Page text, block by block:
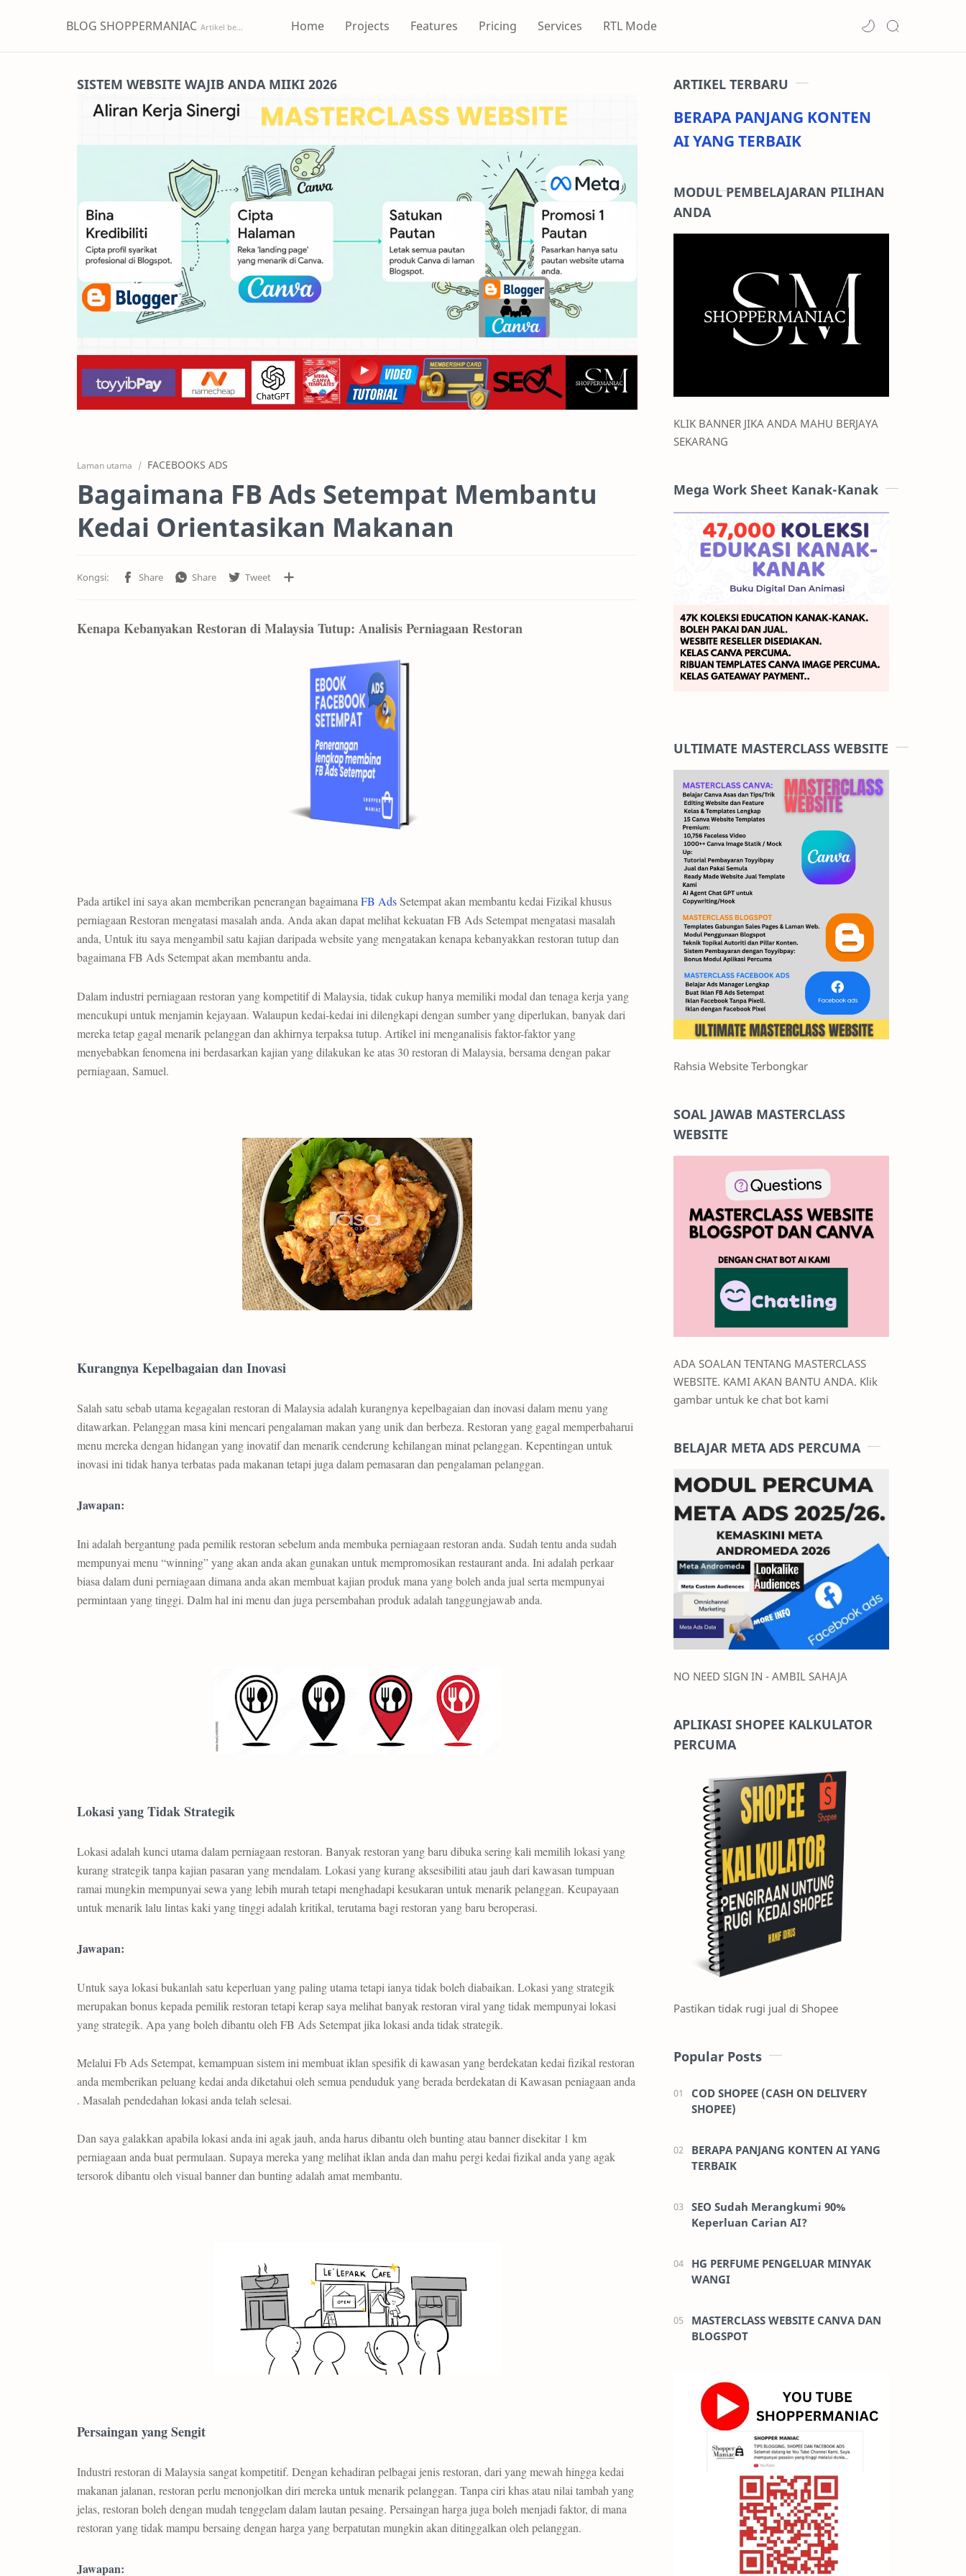
BLOG SHOPPERMANIAC Home Projects Features Pricing Services RTL Mode
SISTEM WEBSITE WAJIB ANDA MIIKI 2026
Laman utama FACEBOOKS ADS
Bagaimana FB Ads Setempat Membantu
Kedai Orientasikan Makanan
Kenapa Kebanyakan Restoran di Malaysia Tutup: Analisis Perniagaan Restoran
Pada artikel ini saya akan memberikan penerangan bagaimanaFB AdsSetempat akan membantu kedai Fizikal khusus
perniagaan Restoran mengatasi masalah anda. Anda akan dapat melihat kekuatan FB Ads Setempat mengatasi masalah
anda, Untuk itu saya mengambil satu kajian daripada website yang mengatakan kenapa kebanyakkan restoran tutup dan
bagaimana FB Ads Setempat akan membantu anda.
Dalam industri perniagaan restoran yang kompetitif di Malaysia, tidak cukup hanya memiliki modal dan tenaga kerja yang
mencukupi untuk menjamin kejayaan. Walaupun kedai-kedai ini dilengkapi dengan sumber yang diperlukan, banyak dari
mereka tetap gagal menarik pelanggan dan akhirnya terpaksa tutup. Artikel ini menganalisis faktor-faktor yang
menyebabkan fenomena ini berdasarkan kajian yang dilakukan ke atas 30 restoran di Malaysia, bersama dengan pakar
perniagaan, Samuel.
Kurangnya Kepelbagaian dan Inovasi
Salah satu sebab utama kegagalan restoran di Malaysia adalah kurangnya kepelbagaian dan inovasi dalam menu yang
ditawarkan. Pelanggan masa kini mencari pengalaman makan yang unik dan berbeza. Restoran yang gagal memperbaharui
menu mereka dengan hidangan yang inovatif dan menarik cenderung kehilangan minat pelanggan. Kepentingan untuk
inovasi ini tidak hanya terbatas pada makanan tetapi juga dalam pemasaran dan pengalaman pelanggan.
Jawapan:
Ini adalah bergantung pada pemilik restoran sebelum anda membuka perniagaan restoran anda. Sudah tentu anda sudah
mempunyai menu “winning” yang akan anda akan gunakan untuk mempromosikan restaurant anda. Ini adalah perkaar
biasa dalam duni perniagaan dimana anda akan membuat kajian produk mana yang boleh anda jual serta mempunyai
permintaan yang tinggi. Dalm hal ini menu dan juga persembahan produk adalah tanggungjawab anda.
Lokasi yang Tidak Strategik
Lokasi adalah kunci utama dalam perniagaan restoran. Banyak restoran yang baru dibuka sering kali memilih lokasi yang
kurang strategik tanpa kajian pasaran yang mendalam. Lokasi yang kurang aksesibiliti atau jauh dari kawasan tumpuan
ramai mungkin mempunyai sewa yang lebih murah tetapi menghadapi kesukaran untuk menarik pelanggan. Keupayaan
untuk menarik lalu lintas kaki yang tinggi adalah kritikal, terutama bagi restoran yang baru beroperasi.
Jawapan:
Untuk saya lokasi bukanlah satu keperluan yang paling utama tetapi ianya tidak boleh diabaikan. Lokasi yang strategik
merupakan bonus kepada pemilik restoran tetapi kerap saya melihat banyak restoran viral yang tidak mempunyai lokasi
yang strategik. Apa yang boleh dibantu oleh FB Ads Setempat jika lokasi anda tidak strategik.
Melalui Fb Ads Setempat, kemampuan sistem ini membuat iklan spesifik di kawasan yang berdekatan kedai fizikal restoran
anda memberikan peluang kedai anda diketahui oleh semua penduduk yang berada berdekatan di Kawasan peniagaan anda
. Masalah pendedahan lokasi anda telah selesai.
Dan saya galakkan apabila lokasi anda ini agak jauh, anda harus dibantu oleh bunting atau banner disekitar 1 km
perniagaan anda buat permulaan. Supaya mereka yang melihat iklan anda dan mahu pergi kedai fizikal anda yang agak
tersorok dibantu oleh visual banner dan bunting adalah amat membantu.
Persaingan yang Sengit
Industri restoran di Malaysia sangat kompetitif. Dengan kehadiran pelbagai jenis restoran, dari yang mewah hingga kedai
makanan jalanan, restoran perlu menonjolkan diri mereka untuk menarik pelanggan. Tanpa ciri khas atau nilai tambah yang
jelas, restoran boleh dengan mudah tenggelam dalam lautan pesaing. Persaingan harga juga boleh menjadi faktor, di mana
restoran yang tidak mampu bersaing dengan harga yang berpatutan mungkin akan ditinggalkan oleh pelanggan.
Jawapan:
ARTIKEL TERBARU
BERAPA PANJANG KONTEN
AI YANG TERBAIK
MODUL PEMBELAJARAN PILIHAN
ANDA
KLIK BANNER JIKA ANDA MAHU BERJAYA
SEKARANG
Mega Work Sheet Kanak-Kanak
ULTIMATE MASTERCLASS WEBSITE
Rahsia Website Terbongkar
SOAL JAWAB MASTERCLASS
WEBSITE
ADA SOALAN TENTANG MASTERCLASS
WEBSITE. KAMI AKAN BANTU ANDA. Klik
gambar untuk ke chat bot kami
BELAJAR META ADS PERCUMA
NO NEED SIGN IN - AMBIL SAHAJA
APLIKASI SHOPEE KALKULATOR
PERCUMA
Pastikan tidak rugi jual di Shopee
Popular Posts
COD SHOPEE (CASH ON DELIVERY
SHOPEE)
BERAPA PANJANG KONTEN AI YANG
TERBAIK
SEO Sudah Merangkumi 90%
Keperluan Carian AI?
HG PERFUME PENGELUAR MINYAK
WANGI
MASTERCLASS WEBSITE CANVA DAN
BLOGSPOT